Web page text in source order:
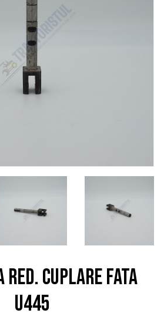
red. cuplare fata
U445